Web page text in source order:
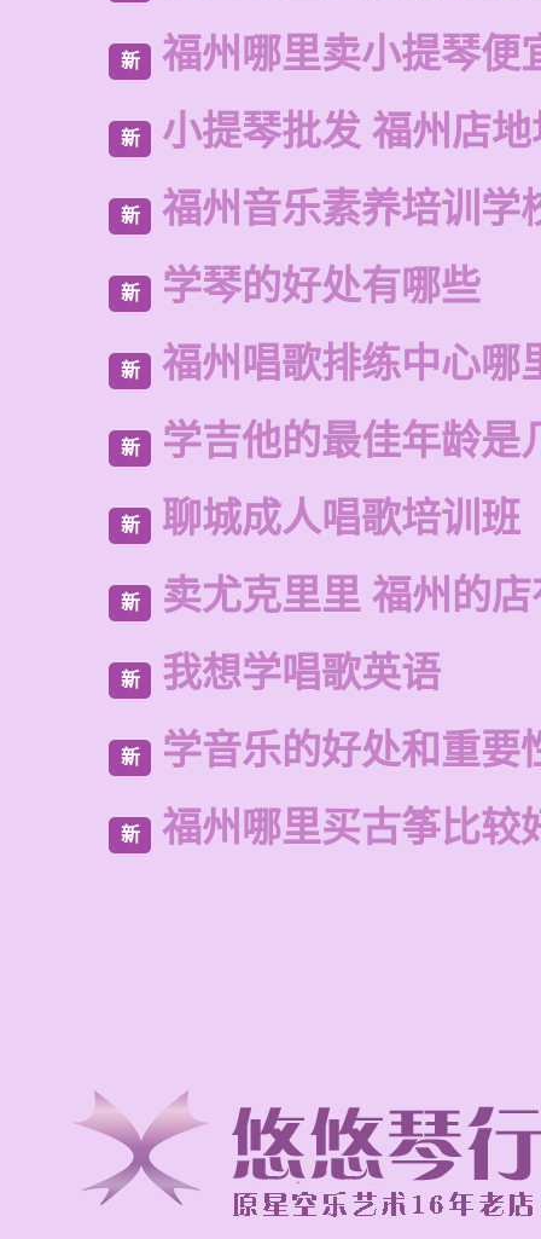
新 福州哪里卖小提琴便
新 小提琴批发 福州店
新 福州音乐素养培训学
新 学琴的好处有哪些
新 福州唱歌排练中心哪
新 学吉他的最佳年龄是
新 聊城成人唱歌培训班
新 卖尤克里里 福州的
新 我想学唱歌英语
新 学音乐的好处和重要
新 福州哪里买古筝比较